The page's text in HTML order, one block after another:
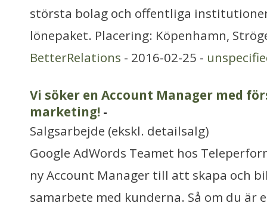
största bolag och offentliga
lönepaket. Placering: Köpenhamn,
BetterRelations - 2016-02-25 -
Vi söker en Account Manager med
marketing! -
Salgsarbejde (ekskl. detailsalg)
Google AdWords Teamet hos
ny Account Manager till att skapa och
samarbete med kunderna. Så om du är